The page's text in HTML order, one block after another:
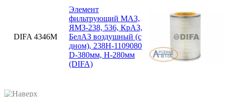
DIFA 4346М
Элемент
фильтрующий МАЗ,
ЯМЗ-238, 536, КрАЗ,
БелАЗ воздушный (с
дном), 238Н-1109080
D-380мм, H-280мм
(DIFA)